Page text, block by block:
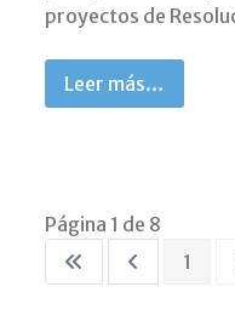
proyectos de
Leer más…
Página 1 de 8
1